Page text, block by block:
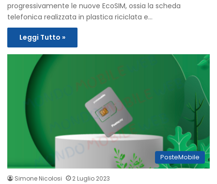
progressivamente le nuove EcoSIM, ossia la scheda
telefonica realizzata in plastica riciclata e…
Leggi Tutto »
PosteMobile
Simone Nicolosi 2 Luglio 2023